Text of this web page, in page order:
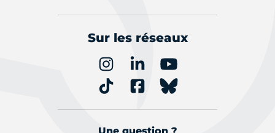
Sur les réseaux